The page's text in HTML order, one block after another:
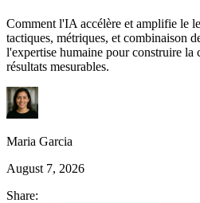
Comment l'IA accélère et amplifie le
tactiques, métriques, et combinaison
l'expertise humaine pour construire la
résultats mesurables.
Maria Garcia
August 7, 2026
Share: